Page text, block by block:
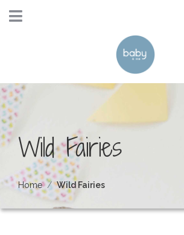
Wild Fairies
Home Wild Fairies